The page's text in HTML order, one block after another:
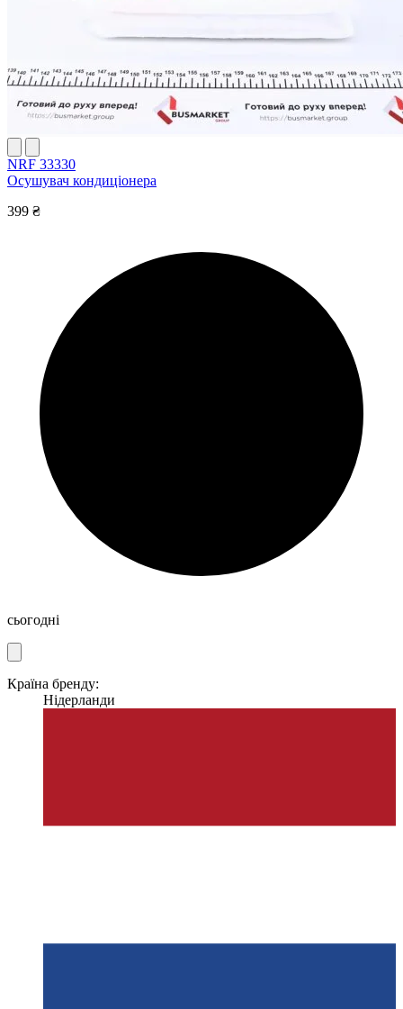
NRF 33330
Осушувач кондиціонера
399 ₴
сьогодні
Країна бренду:
Нідерланди